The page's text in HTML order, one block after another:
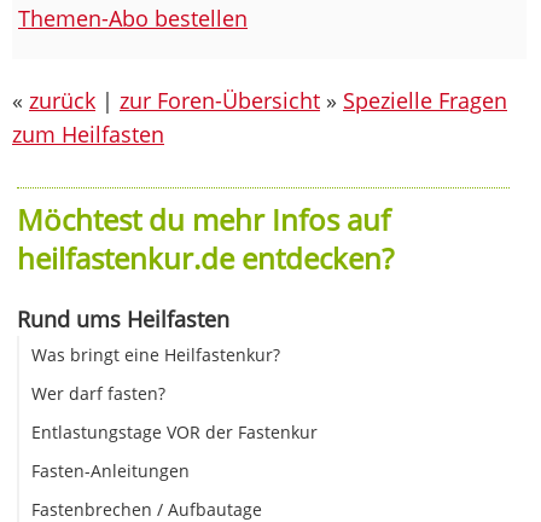
Themen-Abo bestellen
« zurück | zur Foren-Übersicht » Spezielle Fragen
zum Heilfasten
Möchtest du mehr Infos auf
heilfastenkur.de entdecken?
Rund ums Heilfasten
Was bringt eine Heilfastenkur?
Wer darf fasten?
Entlastungstage VOR der Fastenkur
Fasten-Anleitungen
Fastenbrechen / Aufbautage